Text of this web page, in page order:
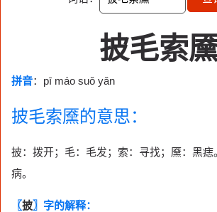
披毛索
拼音：pī máo suǒ yǎn
披毛索黡的意思：
披：拨开；毛：毛发；索：寻找；黡：黑
病。
〖披〗字的解释：